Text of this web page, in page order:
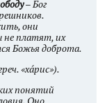
– Бог
они
не платят, их
Божья доброта.
«ха́рис»).
понятий